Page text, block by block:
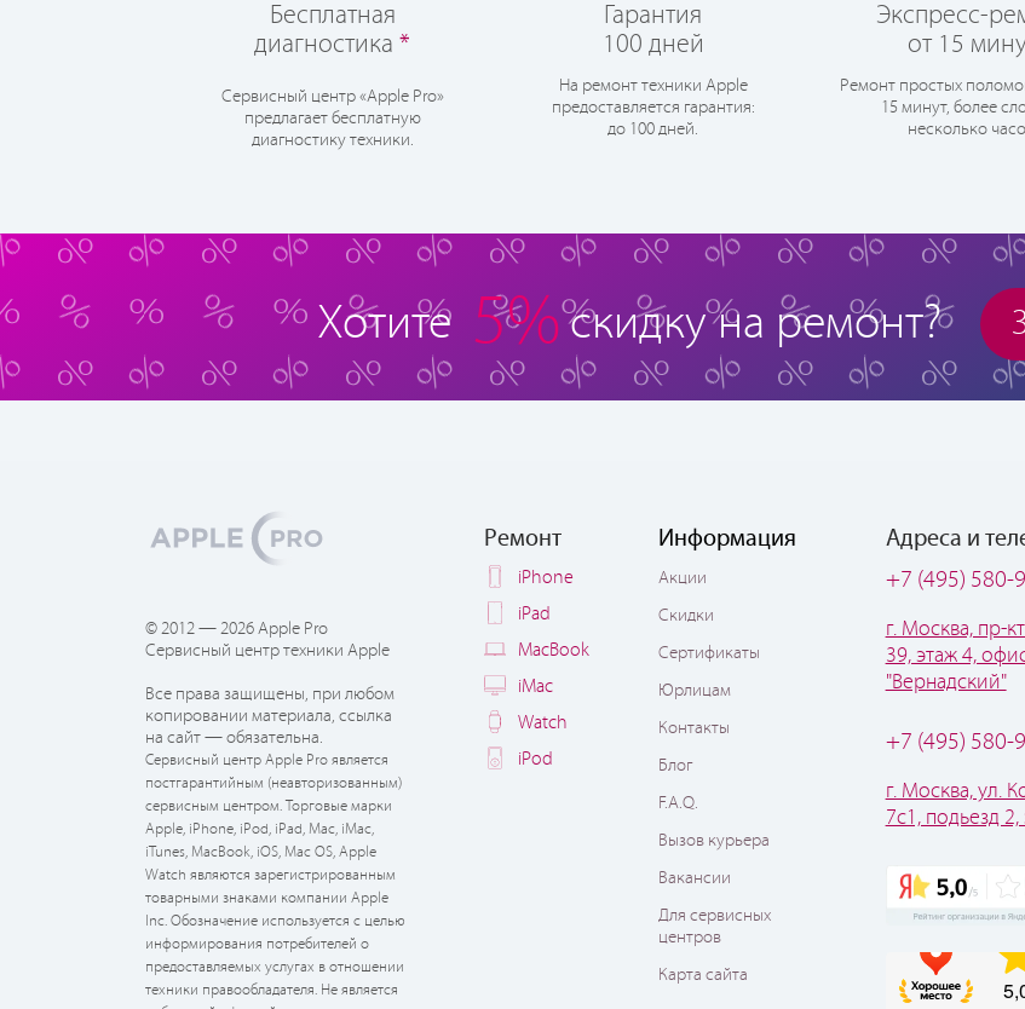
Бесплатная
диагностика*
Сервисный центр «Apple Pro»
предлагает бесплатную
диагностику техники.
Гарантия
100 дней
На ремонт техники Apple
предоставляется гарантия:
до 100 дней.
Экспресс-
от 15
Ремонт простых
15 минут, более
несколько
Хотите 5% скидку на ремонт?
© 2012 — 2026 Apple Pro
Сервисный центр техники Apple
Все права защищены, при любом
копировании материала, ссылка
на сайт — обязательна.
Сервисный центр Apple Pro является
постгарантийным (неавторизованным)
сервисным центром. Торговые марки
Apple, iPhone, iPod, iPad, Mac, iMac,
iTunes, MacBook, iOS, Mac OS, Apple
Watch являются зарегистрированным
товарными знаками компании Apple
Inc. Обозначение используется с целью
информирования потребителей о
предоставляемых услугах в отношении
техники правообладателя. Не является
Ремонт
iPhone
iPad
MacBook
iMac
Watch
iPod
Информация
Акции
Скидки
Сертификаты
Юрлицам
Контакты
Блог
F.A.Q.
Вызов курьера
Вакансии
Для сервисных
центров
Карта сайта
Адреса и
+7 (495) 580-
г. Москва, пр-
39, этаж 4,
"Вернадский"
+7 (495) 580-
г. Москва, ул.
7с1, подьезд